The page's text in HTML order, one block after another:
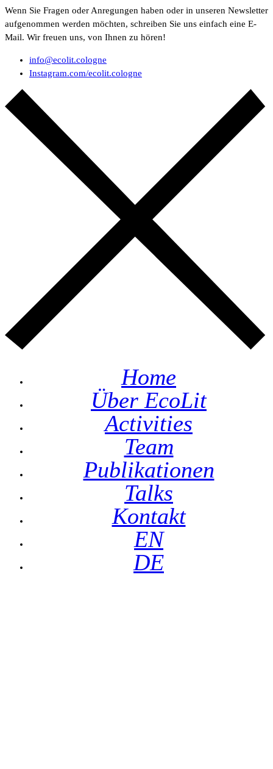
Wenn Sie Fragen oder Anregungen haben oder in unseren Newsletter
aufgenommen werden möchten, schreiben Sie uns einfach eine E-
Mail. Wir freuen uns, von Ihnen zu hören!
info@ecolit.cologne
Instagram.com/ecolit.cologne
Home
Über EcoLit
Activities
Team
Publikationen
Talks
Kontakt
EN
DE